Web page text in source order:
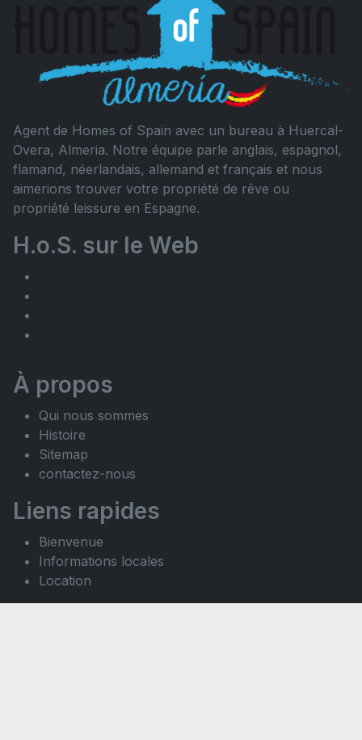
Agent de Homes of Spain avec un bureau à Huercal-
Overa, Almeria. Notre équipe parle anglais, espagnol,
flamand, néerlandais, allemand et français et nous
aimerions trouver votre propriété de rêve ou
propriété leissure en Espagne.
H.o.S. sur le Web
À propos
Qui nous sommes
Histoire
Sitemap
contactez-nous
Liens rapides
Bienvenue
Informations locales
Location